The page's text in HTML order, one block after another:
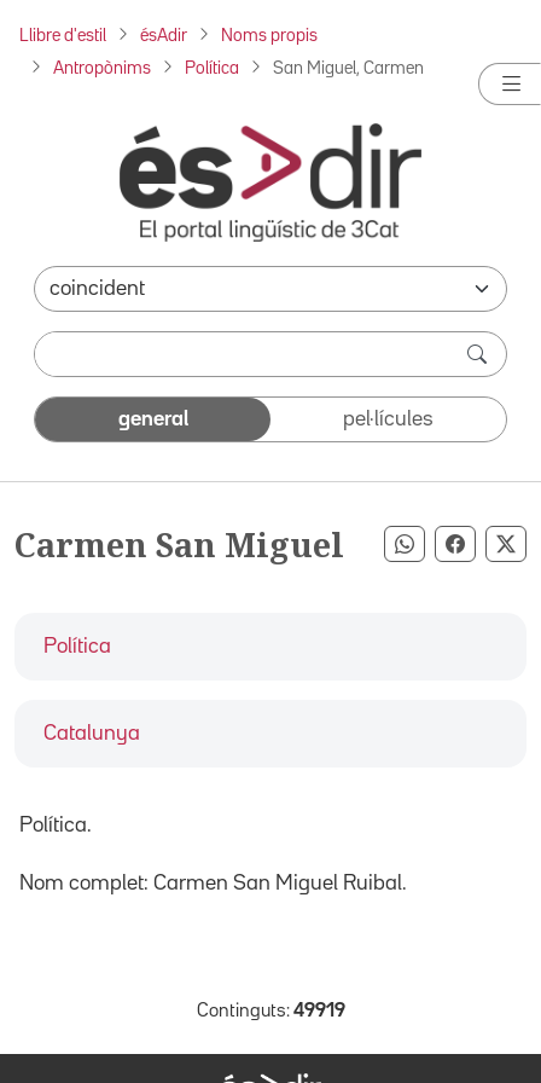
Llibre d'estil ésAdir Noms propis
Antropònims Política San Miguel, Carmen
general pel·lícules
Carmen San Miguel Compartir
Política
Catalunya
Política.
Nom complet: Carmen San Miguel Ruibal.
Continguts: 49919